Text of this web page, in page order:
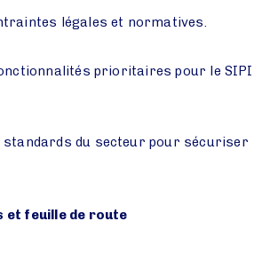
légales et normatives.
prioritaires pour le SIPI
du secteur pour sécuriser
et feuille de route